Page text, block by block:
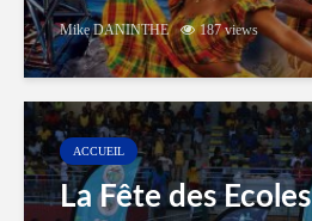
Mike DANINTHE 187 views
ACCUEIL
La Fête des Ecoles